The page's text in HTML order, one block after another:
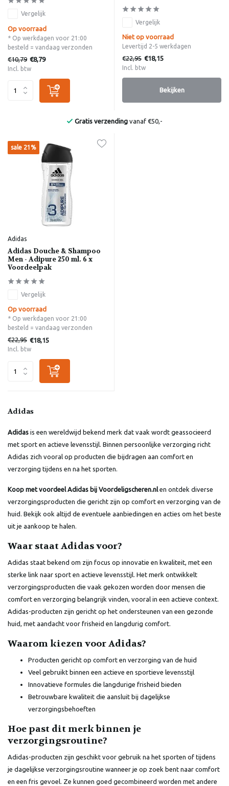
Vergelijk
Op voorraad
* Op werkdagen voor 21:00
besteld = vandaag verzonden
€10,79 €8,79
Incl. btw
Vergelijk
Niet op voorraad
Levertijd 2-5 werkdagen
€22,95 €18,15
Incl. btw
Bekijken
Gratis verzending vanaf €50,-
sale 21%
Adidas
Adidas Douche & Shampoo
Men - Adipure 250 ml. 6 x
Voordeelpak
Vergelijk
Op voorraad
* Op werkdagen voor 21:00
besteld = vandaag verzonden
€22,95 €18,15
Incl. btw
Adidas
Adidas is een wereldwijd bekend merk dat vaak wordt geassocieerd
met sport en actieve levensstijl. Binnen persoonlijke verzorging richt
Adidas zich vooral op producten die bijdragen aan comfort en
verzorging tijdens en na het sporten.
Koop met voordeel Adidas bij Voordeligscheren.nlen ontdek diverse
verzorgingsproducten die gericht zijn op comfort en verzorging van de
huid. Bekijk ook altijd de eventuele aanbiedingen en acties om het beste
uit je aankoop te halen.
Waar staat Adidas voor?
Adidas staat bekend om zijn focus op innovatie en kwaliteit, met een
sterke link naar sport en actieve levensstijl. Het merk ontwikkelt
verzorgingsproducten die vaak gekozen worden door mensen die
comfort en verzorging belangrijk vinden, vooral in een actieve context.
Adidas-producten zijn gericht op het ondersteunen van een gezonde
huid, met aandacht voor frisheid en langdurig comfort.
Waarom kiezen voor Adidas?
Producten gericht op comfort en verzorging van de huid
Veel gebruikt binnen een actieve en sportieve levensstijl
Innovatieve formules die langdurige frisheid bieden
Betrouwbare kwaliteit die aansluit bij dagelijkse
verzorgingsbehoeften
Hoe past dit merk binnen je
verzorgingsroutine?
Adidas-producten zijn geschikt voor gebruik na het sporten of tijdens
je dagelijkse verzorgingsroutine wanneer je op zoek bent naar comfort
en een fris gevoel. Ze kunnen goed gecombineerd worden met andere